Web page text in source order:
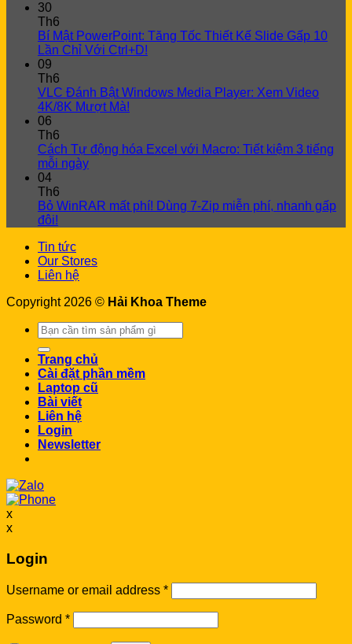
30
Th6
Bí Mật PowerPoint: Tăng Tốc Thiết Kế Slide Gấp 10
Lần Chỉ Với Ctrl+D!
09
Th6
VLC Đánh Bật Windows Media Player: Xem Video
4K/8K Mượt Mà!
06
Th6
Cách Tự động hóa Excel với Macro: Tiết kiệm 3 tiếng
mỗi ngày
04
Th6
Bỏ WinRAR mất phí! Dùng 7-Zip miễn phí, nhanh gấp
đôi!
Tin tức
Our Stores
Liên hệ
Copyright 2026 © Hải Khoa Theme
Search
for:
Trang chủ
Cài đặt phần mềm
Laptop cũ
Bài viết
Liên hệ
Login
Newsletter
x
x
Login
Username or email address *
Password *